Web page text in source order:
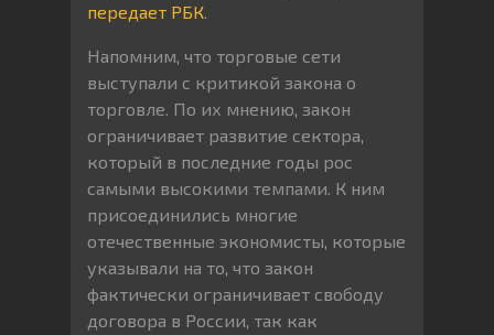
передает РБК.
Напомним, что торговые сети
выступали с критикой закона о
торговле. По их мнению, закон
ограничивает развитие сектора,
который в последние годы рос
самыми высокими темпами. К ним
присоединились многие
отечественные экономисты, которые
указывали на то, что закон
фактически ограничивает свободу
договора в России, так как